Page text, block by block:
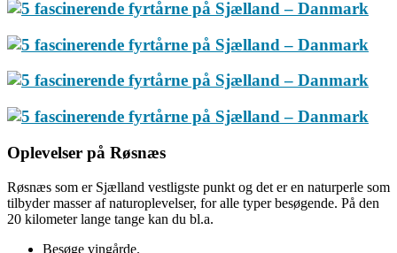
Oplevelser på Røsnæs
Røsnæs som er Sjælland vestligste punkt og det er en naturperle som
tilbyder masser af naturoplevelser, for alle typer besøgende. På den
20 kilometer lange tange kan du bl.a.
Besøge vingårde.